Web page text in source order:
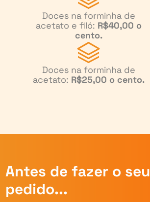
Doces na forminha de
acetato e filó: R$40,00 o
cento.
Doces na forminha de
acetato: R$25,00 o cento.
Antes de fazer o seu
pedido...